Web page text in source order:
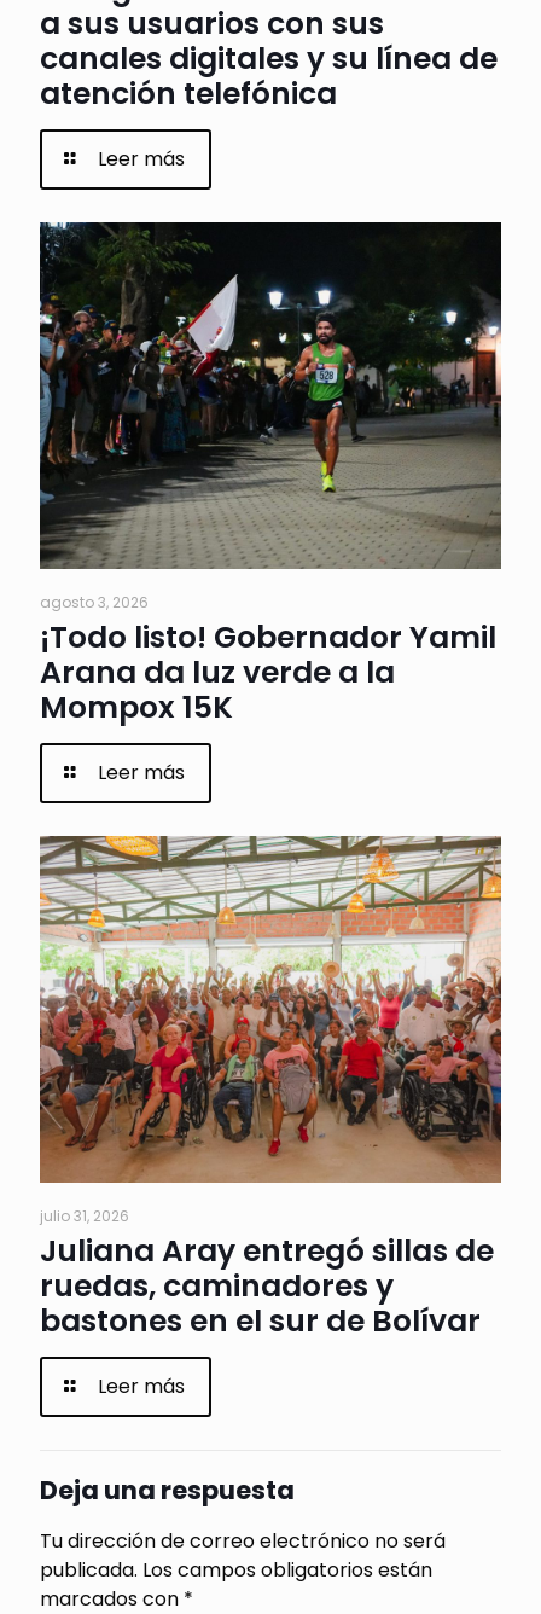
a sus usuarios con sus
canales digitales y su línea de
atención telefónica
Leer más
agosto 3, 2026
¡Todo listo! Gobernador Yamil
Arana da luz verde a la
Mompox 15K
Leer más
julio 31, 2026
Juliana Aray entregó sillas de
ruedas, caminadores y
bastones en el sur de Bolívar
Leer más
Deja una respuesta
Tu dirección de correo electrónico no será
publicada. Los campos obligatorios están
marcados con *